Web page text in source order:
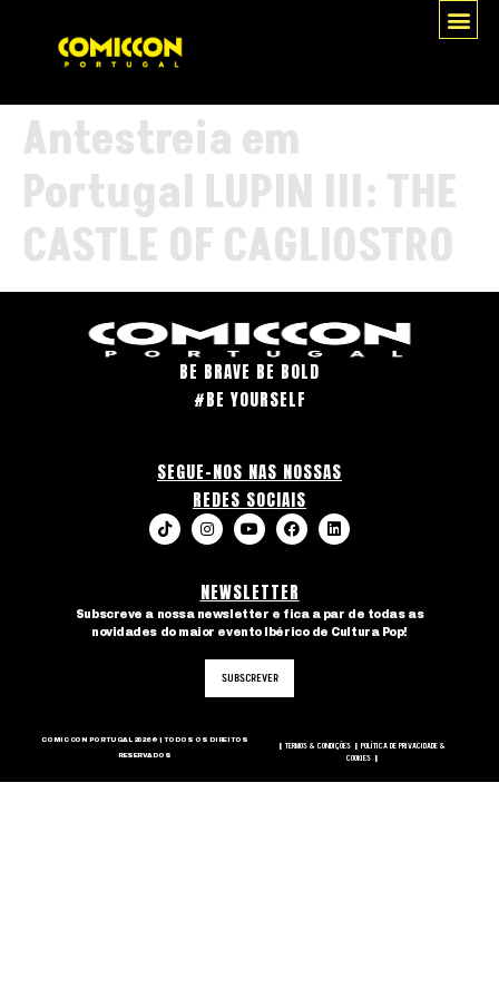
Antestreia em
Portugal LUPIN III: THE
CASTLE OF CAGLIOSTRO
BE BRAVE BE BOLD
#BE YOURSELF
SEGUE-NOS NAS NOSSAS
REDES SOCIAIS
NEWSLETTER
Subscreve a nossa newsletter e fica a par de todas as
novidades do maior evento Ibérico de Cultura Pop!
SUBSCREVER
COMIC CON PORTUGAL 2026 © | TODOS OS DIREITOS
RESERVADOS
|TERMOS & CONDIÇÕES| POLÍTICA DE PRIVACIDADE &
COOKIES|